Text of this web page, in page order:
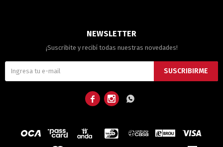
NEWSLETTER
¡Suscribite y recibí todas nuestras novedades!
SUSCRIBIRME
  